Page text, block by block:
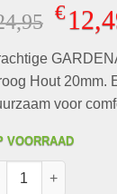
was:
€
Hout 20mm.
voor
VOORRAAD